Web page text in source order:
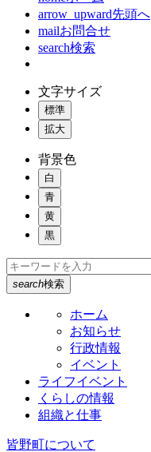
arrow_upward先頭へ
mailお問合せ
search検索
文字サイズ
標準
拡大
背景色
白
青
黄
黒
search検索
ホーム
お知らせ
行政情報
イベント
ライフイベント
くらしの情報
組織と仕事
皆野町について